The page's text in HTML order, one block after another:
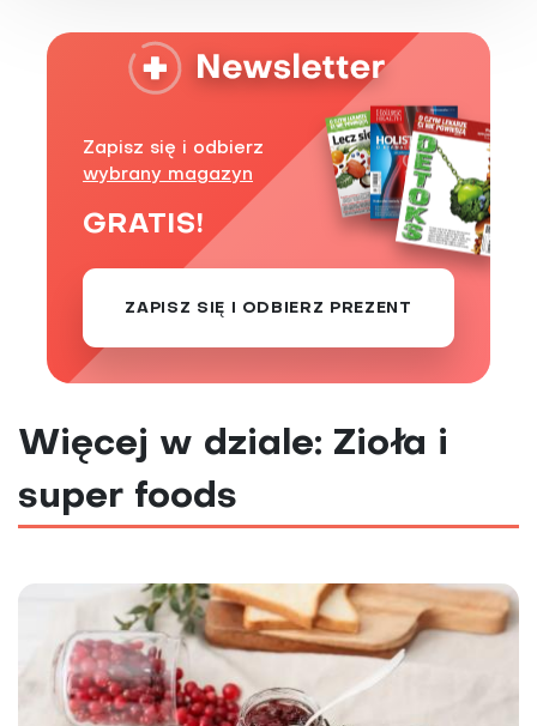
Zapisz się i odbierz
wybrany magazyn
GRATIS!
ZAPISZ SIĘ I ODBIERZ PREZENT
Więcej w dziale: Zioła i
super foods